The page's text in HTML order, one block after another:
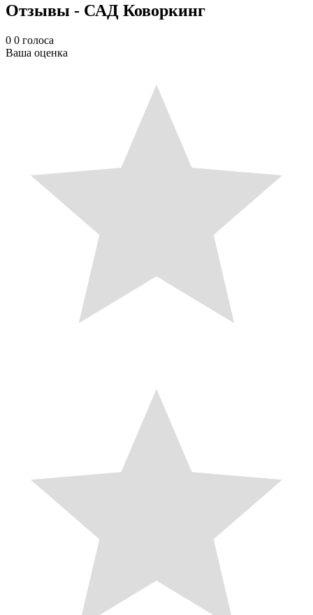
Отзывы - САД Коворкинг
0 0 голоса
Ваша оценка